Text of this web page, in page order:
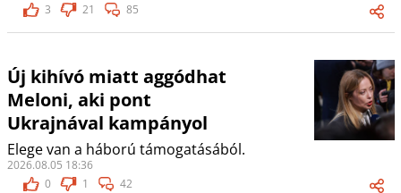
3
21 85
Új kihívó miatt aggódhat
Meloni, aki pont
Ukrajnával kampányol
Elege van a háború támogatásából.
2026.08.05 18:36
0
1 42